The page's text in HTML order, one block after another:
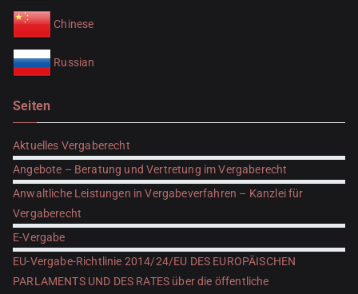
Chinese
Russian
Seiten
Aktuelles Vergaberecht
Angebote – Beratung und Vertretung im Vergaberecht
Anwaltliche Leistungen in Vergabeverfahren – Kanzlei für
Vergaberecht
E-Vergabe
EU-Vergabe-Richtlinie 2014/24/EU DES EUROPÄISCHEN
PARLAMENTS UND DES RATES über die öffentliche